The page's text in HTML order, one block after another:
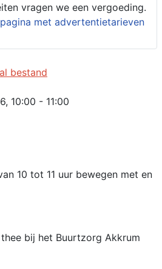
vragen we een vergoeding.
pagina met advertentietarieven
10:00 - 11:00
10 tot 11 uur bewegen met en
bij het Buurtzorg Akkrum